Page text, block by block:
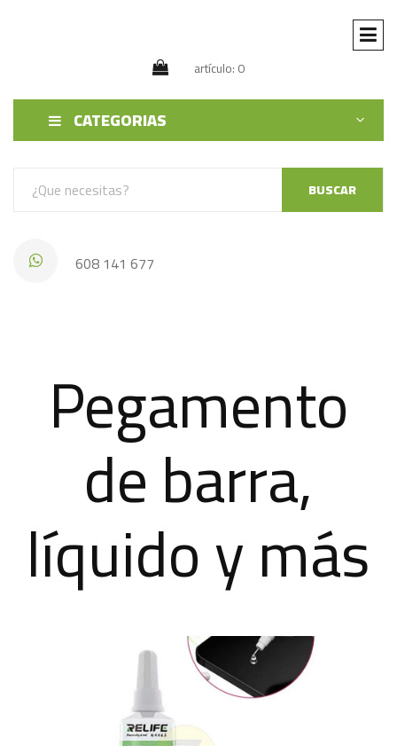
artículo: 0
CATEGORIAS
BUSCAR
608 141 677
Pegamento
de barra,
líquido y más